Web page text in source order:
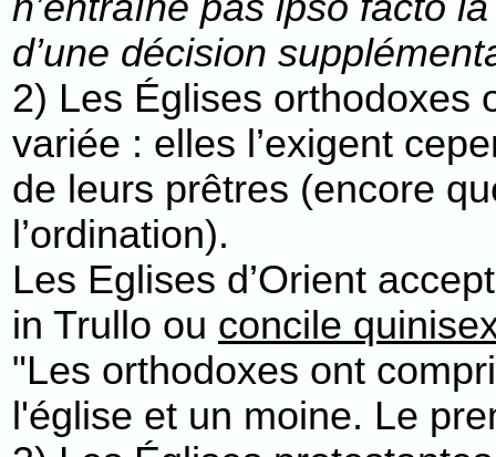
d’une décision
2) Les Églises orthodoxes
variée : elles l’exigent
de leurs prêtres (encore
l’ordination).
Les Eglises d’Orient
in Trullo ou concile
"Les orthodoxes ont
l'église et un moine. Le